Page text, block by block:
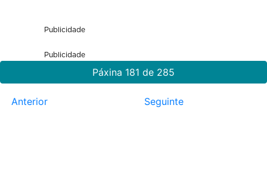
Publicidade
Publicidade
Páxina 181 de 285
Anterior Seguinte